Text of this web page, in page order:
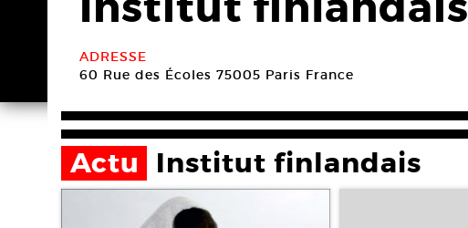
ADRESSE
60 Rue des Écoles 75005 Paris France
Actu Institut finlandais